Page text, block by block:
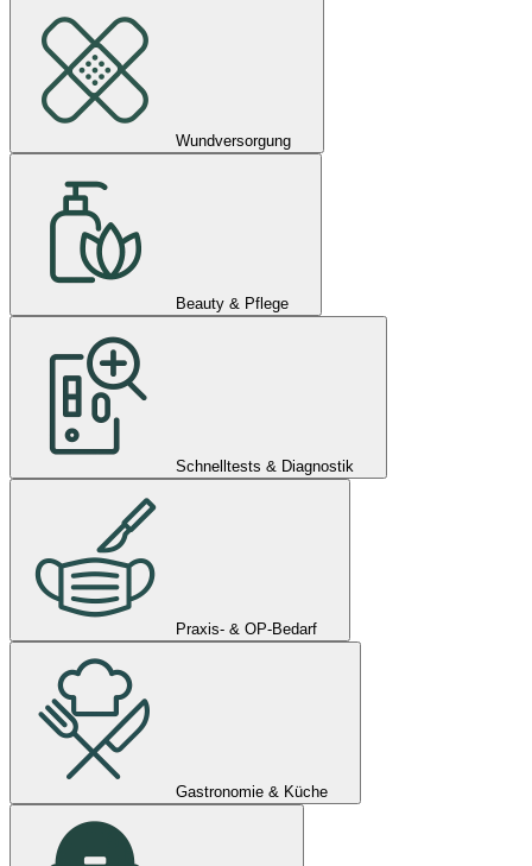
Wundversorgung
Beauty & Pflege
Schnelltests & Diagnostik
Praxis- & OP-Bedarf
Gastronomie & Küche